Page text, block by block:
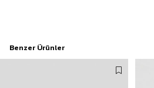
Benzer Ürünler